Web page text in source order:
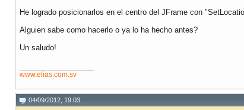
He logrado posicionarlos en el centro del JFrame con
Alguien sabe como hacerlo o ya lo ha hecho antes?
Un saludo!
www.elias.com.sv
04/09/2012, 19:03